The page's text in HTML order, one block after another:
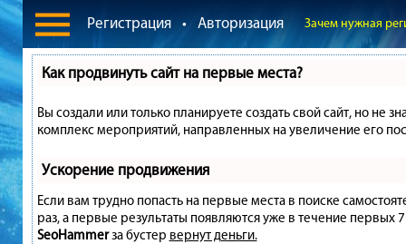
Регистрация • Авторизация Зачем нужная
Как продвинуть сайт на первые места?
Вы создали или только планируете создать свой сайт, но не
комплекс мероприятий, направленных на увеличение его
Ускорение продвижения
Если вам трудно попасть на первые места в поиске
раз, а первые результаты появляются уже в течение первых
SeoHammerза бустер вернут деньги.